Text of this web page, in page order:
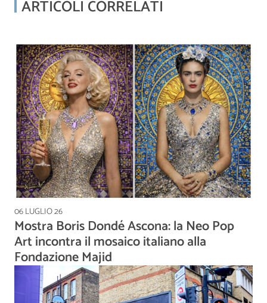
ARTICOLI CORRELATI
06 LUGLIO 26
Mostra Boris Dondé Ascona: la Neo Pop
Art incontra il mosaico italiano alla
Fondazione Majid